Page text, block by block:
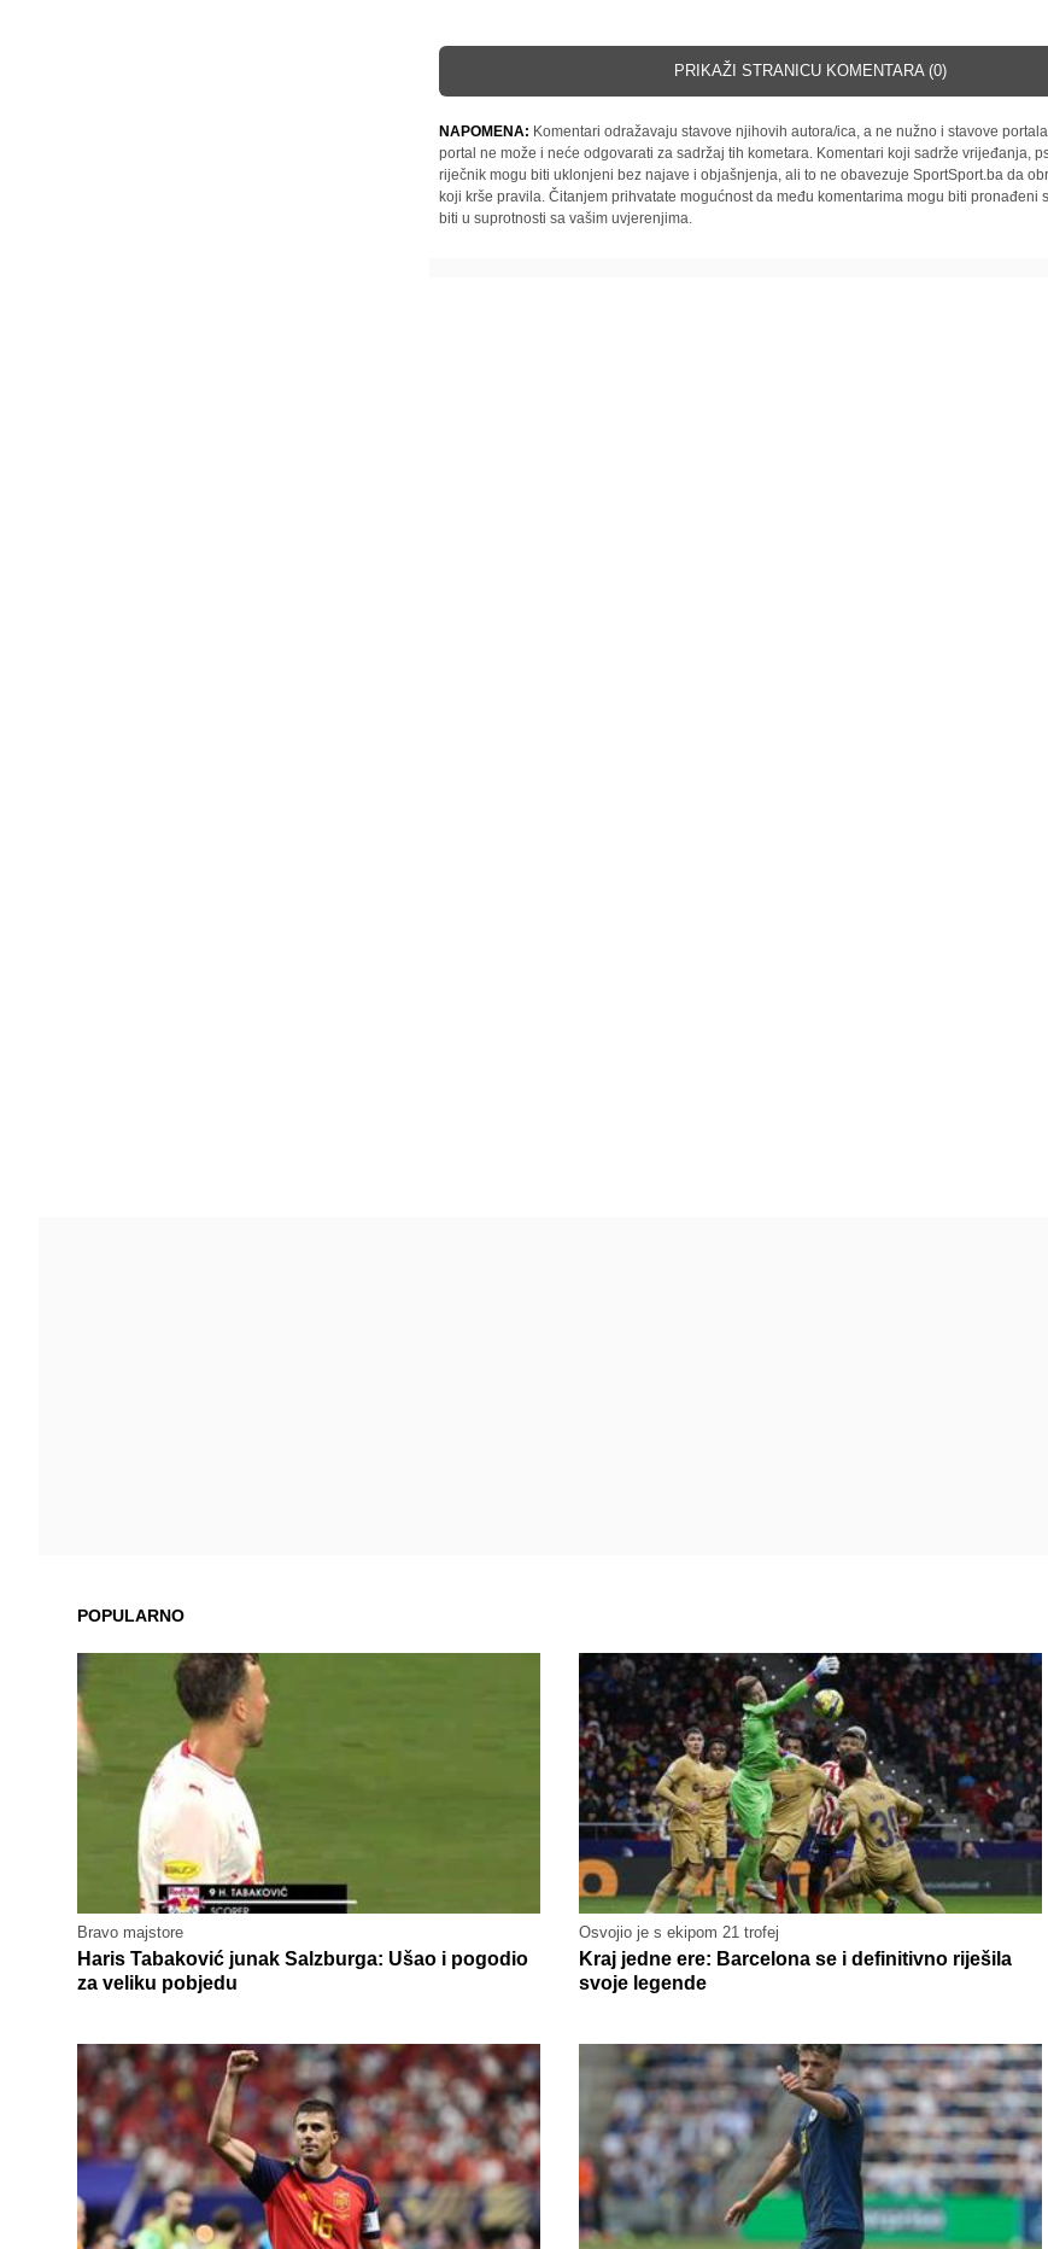
PRIKAŽI STRANICU KOMENTARA (0)
NAPOMENA: Komentari odražavaju stavove njihovih autora/ica, a ne nužno i stavove
portal ne može i neće odgovarati za sadržaj tih kometara. Komentari koji sadrže vrijeđanja,
riječnik mogu biti uklonjeni bez najave i objašnjenja, ali to ne obavezuje SportSport.ba da
koji krše pravila. Čitanjem prihvatate mogućnost da među komentarima mogu biti pronađeni
biti u suprotnosti sa vašim uvjerenjima.
POPULARNO
Bravo majstore
Haris Tabaković junak Salzburga: Ušao i pogodio
za veliku pobjedu
Osvojio je s ekipom 21 trofej
Kraj jedne ere: Barcelona se i definitivno riješila
svoje legende